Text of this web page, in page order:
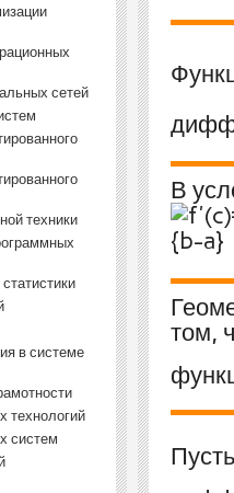
В
том,
сетей
техники
в системе
технологий
систем